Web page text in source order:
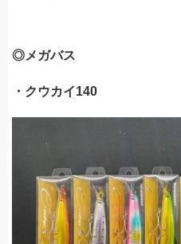
◎メガバス
・クウカイ140